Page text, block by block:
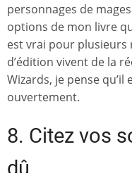
personnages de
options de mon livre
est vrai pour plusieurs
d’édition vivent de la
Wizards, je pense
ouvertement.
8. Citez vos
dû